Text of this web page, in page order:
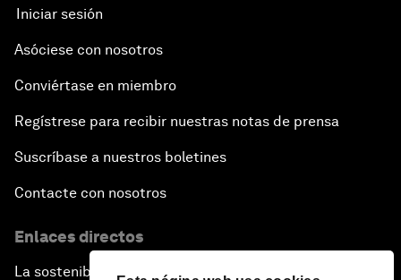
Iniciar sesión
Asóciese con nosotros
Conviértase en miembro
Regístrese para recibir nuestras notas de prensa
Suscríbase a nuestros boletines
Contacte con nosotros
Enlaces directos
La sostenibilidad en el Foro